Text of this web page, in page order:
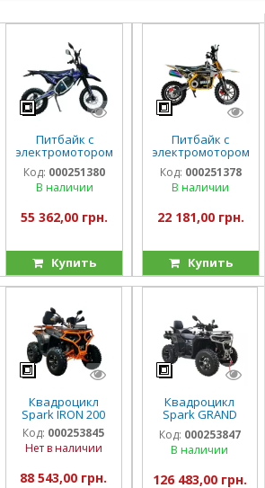
Питбайк с
электромотором
Spark Nova
1500w
Код: 000251380
В наличии
55 362,00 грн.
Купить
Питбайк с
электромотором
Spark Buddy
1000w
Код: 000251378
В наличии
22 181,00 грн.
Купить
Квадроцикл
Spark IRON 200
Код: 000253845
Нет в наличии
88 543,00 грн.
Квадроцикл
Spark GRAND
250SE
Код: 000253847
В наличии
126 483,00 грн.